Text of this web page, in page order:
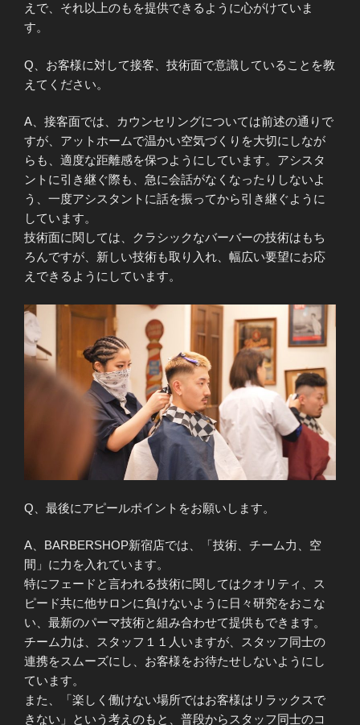
えで、それ以上のもを提供できるように心がけていま
す。
Q、お客様に対して接客、技術面で意識していることを教
えてください。
A、接客面では、カウンセリングについては前述の通りで
すが、アットホームで温かい空気づくりを大切にしなが
らも、適度な距離感を保つようにしています。アシスタ
ントに引き継ぐ際も、急に会話がなくなったりしないよ
う、一度アシスタントに話を振ってから引き継ぐように
しています。
技術面に関しては、クラシックなバーバーの技術はもち
ろんですが、新しい技術も取り入れ、幅広い要望にお応
えできるようにしています。
Q、最後にアピールポイントをお願いします。
A、BARBERSHOP新宿店では、「技術、チーム力、空
間」に力を入れています。
特にフェードと言われる技術に関してはクオリティ、ス
ピード共に他サロンに負けないように日々研究をおこな
い、最新のパーマ技術と組み合わせて提供もできます。
チーム力は、スタッフ１１人いますが、スタッフ同士の
連携をスムーズにし、お客様をお待たせしないようにし
ています。
また、「楽しく働けない場所ではお客様はリラックスで
きない」という考えのもと、普段からスタッフ同士のコ